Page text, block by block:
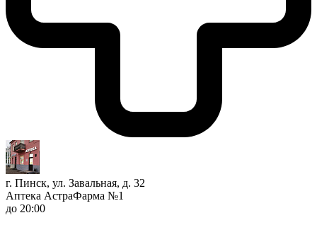
г. Пинск, ул. Завальная, д. 32
Аптека АстраФарма №1
до 20:00